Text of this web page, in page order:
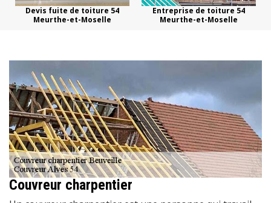
Devis fuite de toiture 54
Meurthe-et-Moselle
Entreprise de toiture 54
Meurthe-et-Moselle
Couvreur charpentier